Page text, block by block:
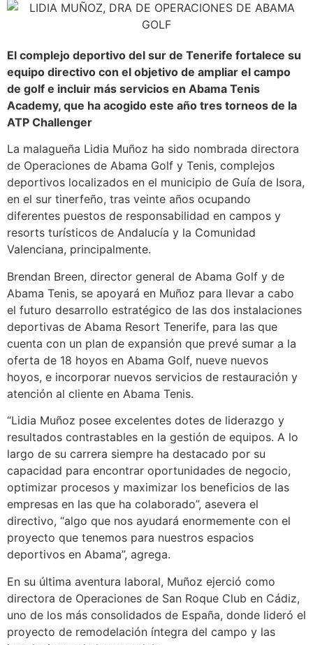
El complejo deportivo del sur de Tenerife fortalece su
equipo directivo con el objetivo de ampliar el campo
de golf e incluir más servicios en Abama Tenis
Academy, que ha acogido este año tres torneos de la
ATP Challenger
La malagueña Lidia Muñoz ha sido nombrada directora
de Operaciones de Abama Golf y Tenis, complejos
deportivos localizados en el municipio de Guía de Isora,
en el sur tinerfeño, tras veinte años ocupando
diferentes puestos de responsabilidad en campos y
resorts turísticos de Andalucía y la Comunidad
Valenciana, principalmente.
Brendan Breen, director general de Abama Golf y de
Abama Tenis, se apoyará en Muñoz para llevar a cabo
el futuro desarrollo estratégico de las dos instalaciones
deportivas de Abama Resort Tenerife, para las que
cuenta con un plan de expansión que prevé sumar a la
oferta de 18 hoyos en Abama Golf, nueve nuevos
hoyos, e incorporar nuevos servicios de restauración y
atención al cliente en Abama Tenis.
“Lidia Muñoz posee excelentes dotes de liderazgo y
resultados contrastables en la gestión de equipos. A lo
largo de su carrera siempre ha destacado por su
capacidad para encontrar oportunidades de negocio,
optimizar procesos y maximizar los beneficios de las
empresas en las que ha colaborado”, asevera el
directivo, “algo que nos ayudará enormemente con el
proyecto que tenemos para nuestros espacios
deportivos en Abama”, agrega.
En su última aventura laboral, Muñoz ejerció como
directora de Operaciones de San Roque Club en Cádiz,
uno de los más consolidados de España, donde lideró el
proyecto de remodelación íntegra del campo y las